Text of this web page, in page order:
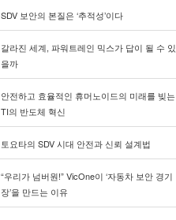
SDV 보안의 본질은 ‘추적성’이다
갈라진 세계, 파워트레인 믹스가 답이 될 수 있
을까
안전하고 효율적인 휴머노이드의 미래를 빚는
TI의 반도체 혁신
토요타의 SDV 시대 안전과 신뢰 설계법
“우리가 넘버원!” VicOne이 ‘자동차 보안 경기
장’을 만드는 이유